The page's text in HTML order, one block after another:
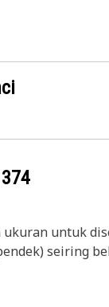
untuk
seiring